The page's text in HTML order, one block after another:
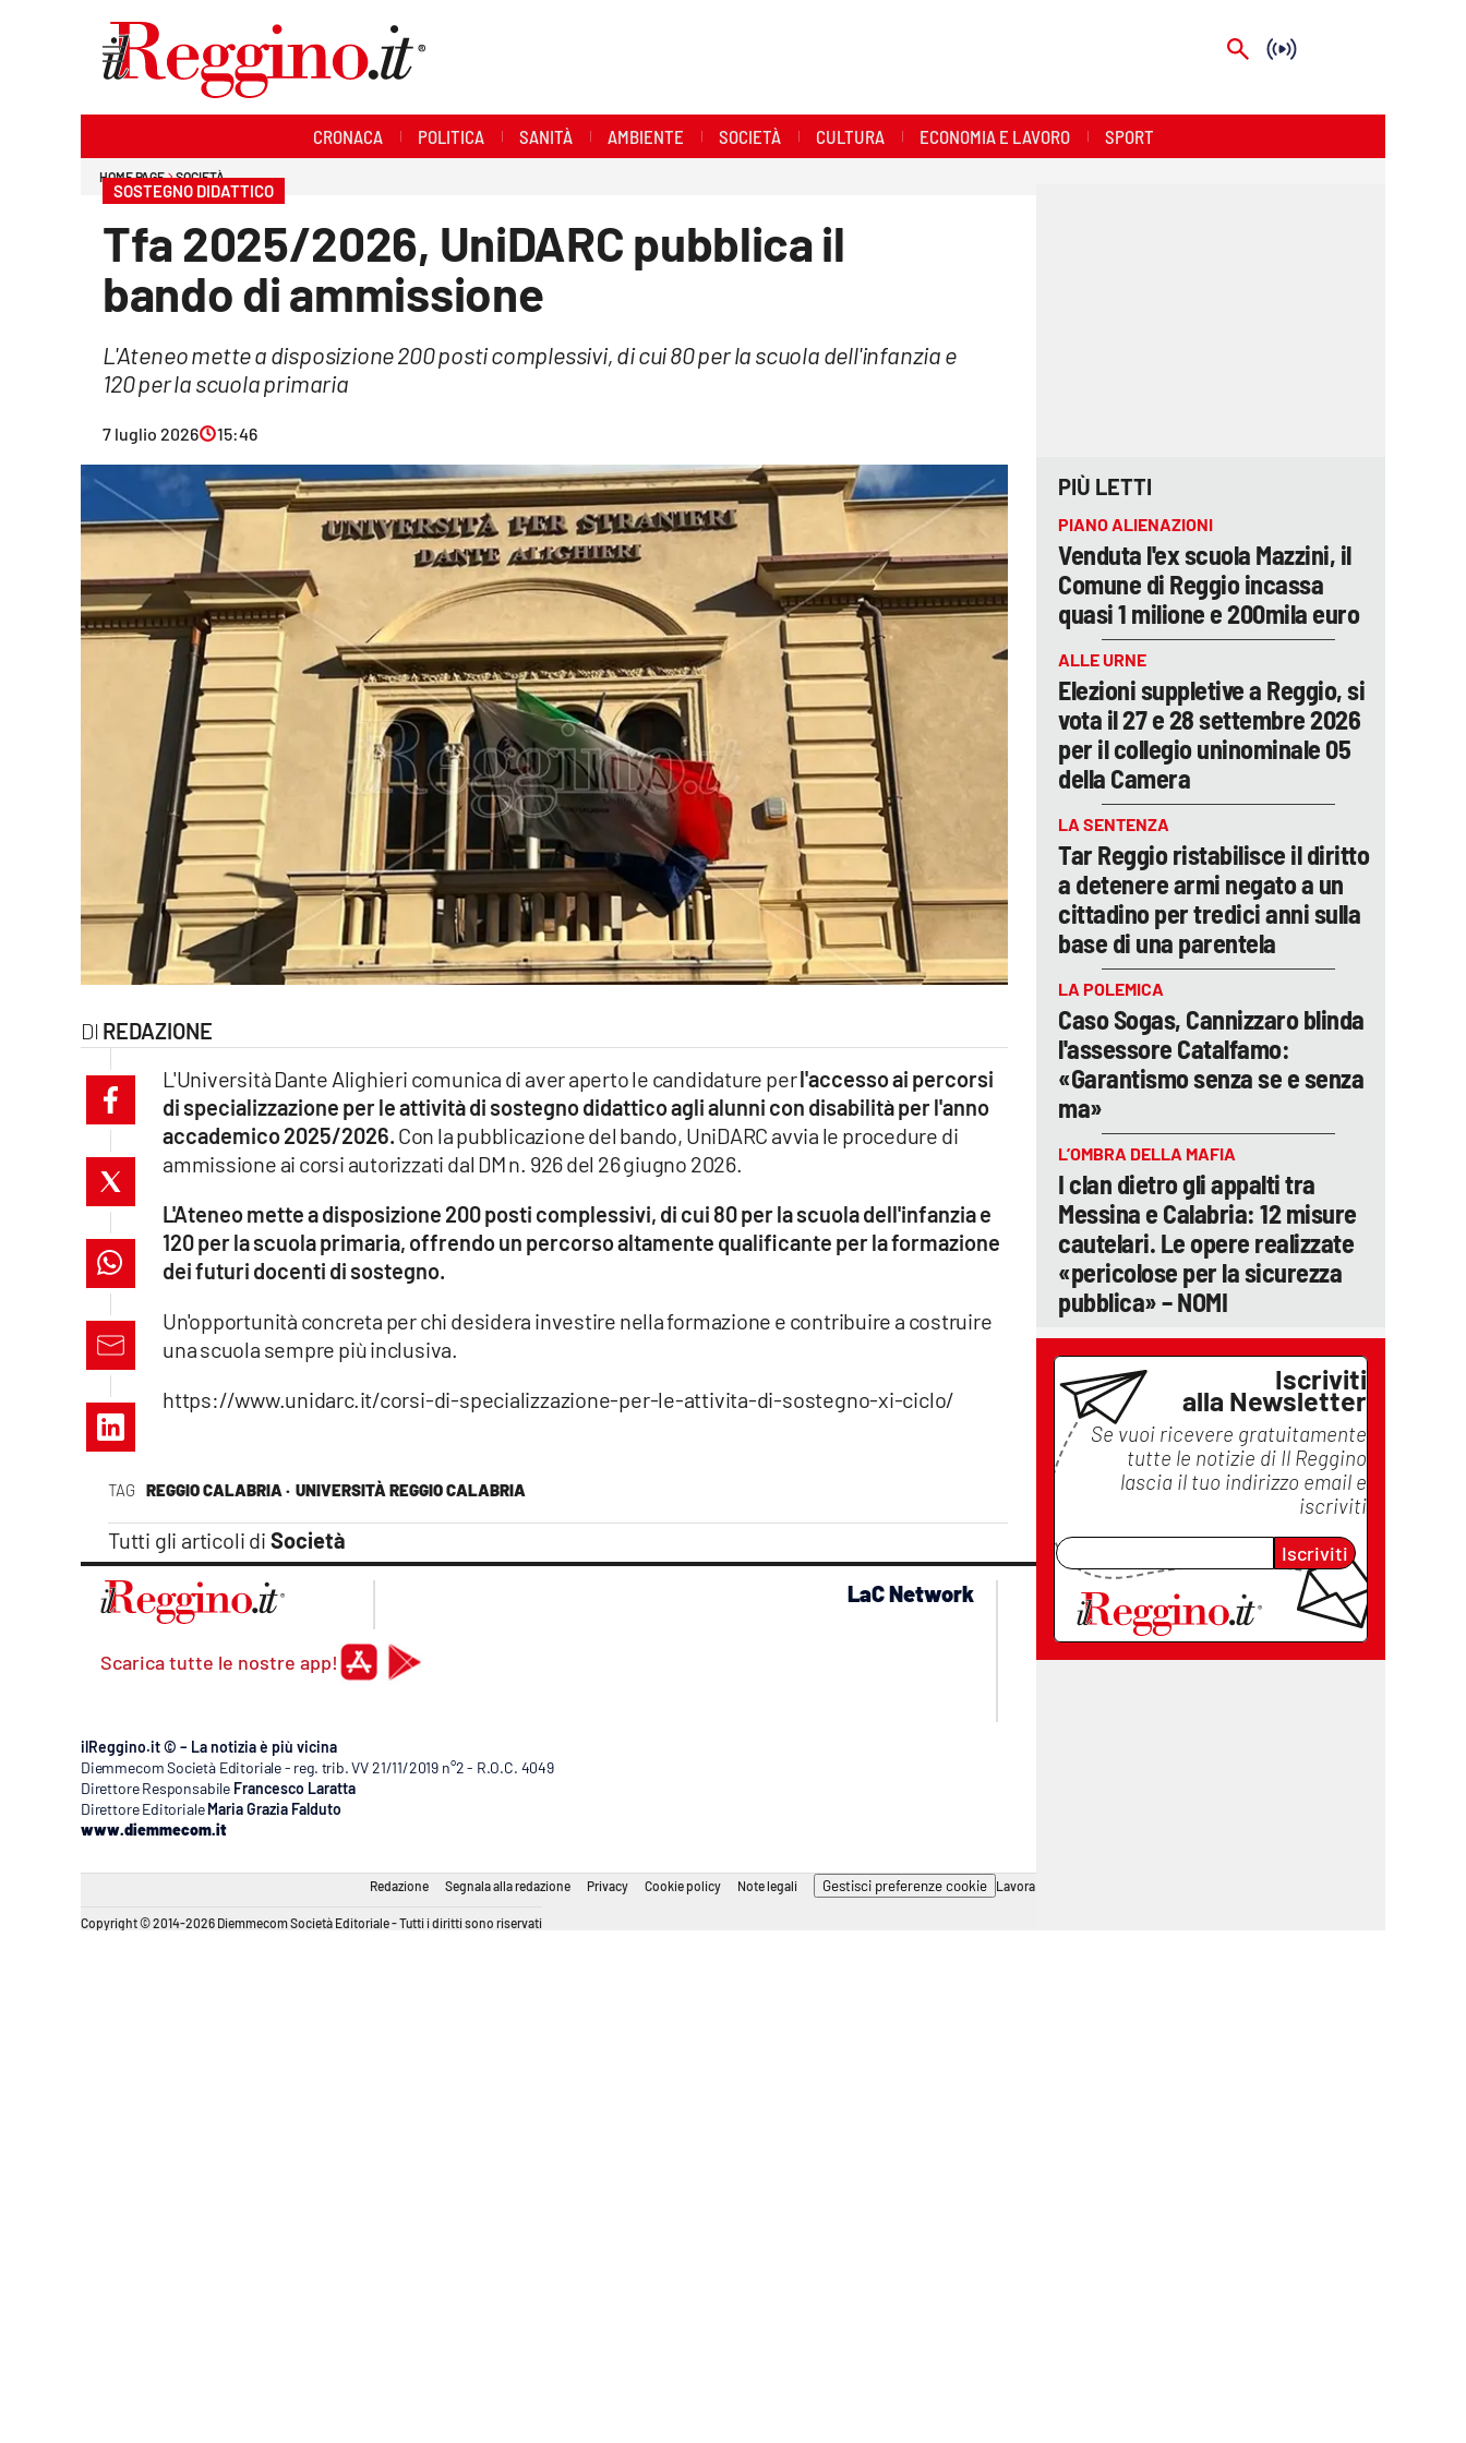
Streaming
cosenzachannel.it
catanzarochannel.it
lacapitalenews.it
Vai
CRONACA POLITICA SANITÀ AMBIENTE SOCIETÀ CULTURA ECONOMIA E LAVORO SPORT
HOME PAGE SOCIETÀ
SOSTEGNO DIDATTICO
Tfa 2025/2026, UniDARC pubblica il
bando di ammissione
L'Ateneo mette a disposizione 200 posti complessivi, di cui 80 per la scuola dell'infanzia e
120 per la scuola primaria
7 luglio 2026 15:46
REDAZIONE
TAG REGGIO CALABRIA · UNIVERSITÀ REGGIO CALABRIA
Tutti gli articoli di Società
L'Università Dante Alighieri comunica di aver aperto le candidature perl'accesso ai percorsi
di specializzazione per le attività di sostegno didattico agli alunni con disabilità per l'anno
accademico 2025/2026. Con la pubblicazione del bando, UniDARC avvia le procedure di
ammissione ai corsi autorizzati dal DM n. 926 del 26 giugno 2026.
L'Ateneo mette a disposizione 200 posti complessivi, di cui 80 per la scuola dell'infanzia e
120 per la scuola primaria, offrendo un percorso altamente qualificante per la formazione
dei futuri docenti di sostegno.
Un'opportunità concreta per chi desidera investire nella formazione e contribuire a costruire
una scuola sempre più inclusiva.
https://www.unidarc.it/corsi-di-specializzazione-per-le-attivita-di-sostegno-xi-ciclo/
PIÙ LETTI
PIANO ALIENAZIONI
Venduta l'ex scuola Mazzini, il
Comune di Reggio incassa
quasi 1 milione e 200mila euro
ALLE URNE
Elezioni suppletive a Reggio, si
vota il 27 e 28 settembre 2026
per il collegio uninominale 05
della Camera
LA SENTENZA
Tar Reggio ristabilisce il diritto
a detenere armi negato a un
cittadino per tredici anni sulla
base di una parentela
LA POLEMICA
Caso Sogas, Cannizzaro blinda
l'assessore Catalfamo:
«Garantismo senza se e senza
ma»
L’OMBRA DELLA MAFIA
I clan dietro gli appalti tra
Messina e Calabria: 12 misure
cautelari. Le opere realizzate
«pericolose per la sicurezza
pubblica» – NOMI
Iscriviti
alla Newsletter
Se vuoi ricevere gratuitamente
tutte le notizie di Il Reggino
lascia il tuo indirizzo email e
iscriviti
Iscriviti
Scarica tutte le nostre app!
LaC Network
lacplay.it
lactv.it
laconair.it
lacitymag.it
lacapitalenews.it
cosenzachannel.it
ilReggino.it © – La notizia è più vicina
Diemmecom Società Editoriale - reg. trib. VV 21/11/2019 n°2 - R.O.C. 4049
Direttore Responsabile Francesco Laratta
Direttore Editoriale Maria Grazia Falduto
www.diemmecom.it
Redazione Segnala alla redazione Privacy Cookie policy Note legali Gestisci preferenze cookie Lavora con noi
Copyright © 2014-2026 Diemmecom Società Editoriale - Tutti i diritti sono riservati